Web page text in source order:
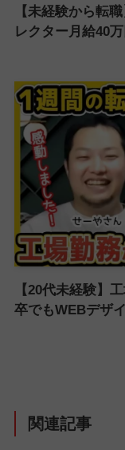
【未経験から転
レクター月給40
【20代未経験】
卒でもWEBデザ
関連記事